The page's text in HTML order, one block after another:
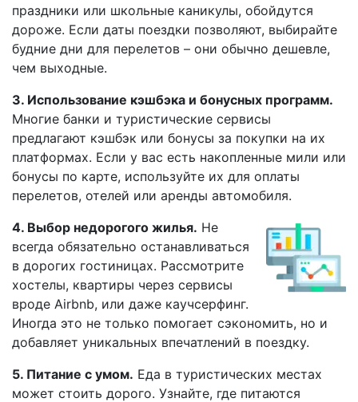
праздники или школьные каникулы, обойдутся
дороже. Если даты поездки позволяют, выбирайте
будние дни для перелетов – они обычно дешевле,
чем выходные.
3. Использование кэшбэка и бонусных программ.
Многие банки и туристические сервисы
предлагают кэшбэк или бонусы за покупки на их
платформах. Если у вас есть накопленные мили или
бонусы по карте, используйте их для оплаты
перелетов, отелей или аренды автомобиля.
4. Выбор недорогого жилья. Не
всегда обязательно останавливаться
в дорогих гостиницах. Рассмотрите
хостелы, квартиры через сервисы
вроде Airbnb, или даже каучсерфинг.
Иногда это не только помогает сэкономить, но и
добавляет уникальных впечатлений в поездку.
5. Питание с умом. Еда в туристических местах
может стоить дорого. Узнайте, где питаются